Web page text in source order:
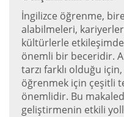
İngilizce öğrenme,
alabilmeleri,
kültürlerle
önemli bir beceridir.
tarzı farklı olduğu
öğrenmek için çeşitli
önemlidir. Bu
geliştirmenin etkili